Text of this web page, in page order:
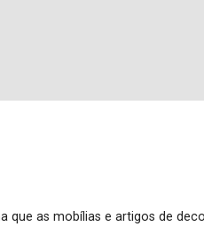
que as mobílias e artigos de